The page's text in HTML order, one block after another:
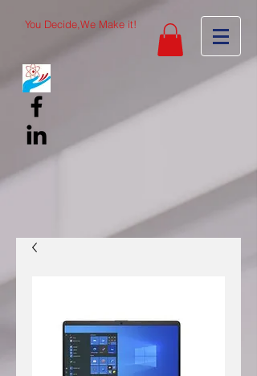
You Decide,We Make it!